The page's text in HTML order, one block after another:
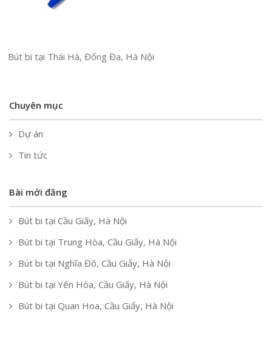
Bút bi tại Thái Hà, Đống Đa, Hà Nội
Chuyên mục
Dự án
Tin tức
Bài mới đăng
Bút bi tại Cầu Giấy, Hà Nội
Bút bi tại Trung Hòa, Cầu Giấy, Hà Nội
Bút bi tại Nghĩa Đô, Cầu Giấy, Hà Nội
Bút bi tại Yên Hòa, Cầu Giấy, Hà Nội
Bút bi tại Quan Hoa, Cầu Giấy, Hà Nội